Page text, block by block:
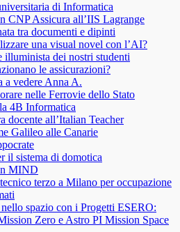
di Informatica
CNP Assicura all’IIS Lagrange
tra documenti e dipinti
una visual novel con l’AI?
illuminista dei nostri studenti
le assicurazioni?
a vedere Anna A.
nelle Ferrovie dello Stato
4B Informatica
docente all’Italian Teacher
Galileo alle Canarie
il sistema di domotica
MIND
terzo a Milano per occupazione
spazio con i Progetti ESERO:
Zero e Astro PI Mission Space